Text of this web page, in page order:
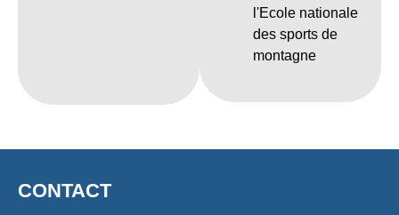
l'Ecole nationale
des sports de
montagne
CONTACT